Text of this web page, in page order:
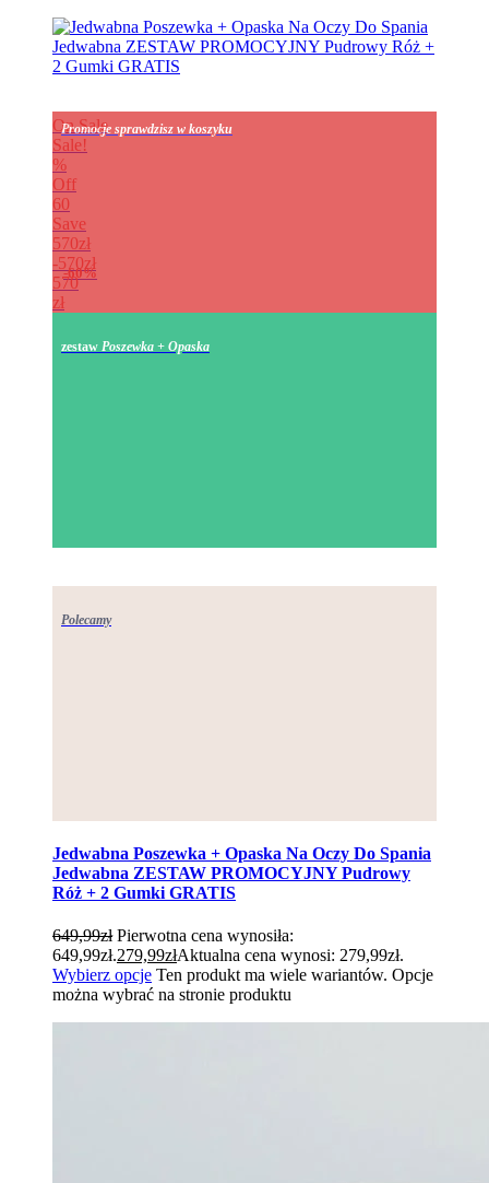
On Sale
Sale!
%
Off
60
Save
570zł
570zł
60%
570
zł
Promocje sprawdzisz w koszyku
zestaw Poszewka + Opaska
Polecamy
Jedwabna Poszewka + Opaska Na Oczy Do Spania
Jedwabna ZESTAW PROMOCYJNY Pudrowy
Róż + 2 Gumki GRATIS
649,99zł Pierwotna cena wynosiła:
649,99zł.279,99złAktualna cena wynosi: 279,99zł.
Wybierz opcje Ten produkt ma wiele wariantów. Opcje
można wybrać na stronie produktu